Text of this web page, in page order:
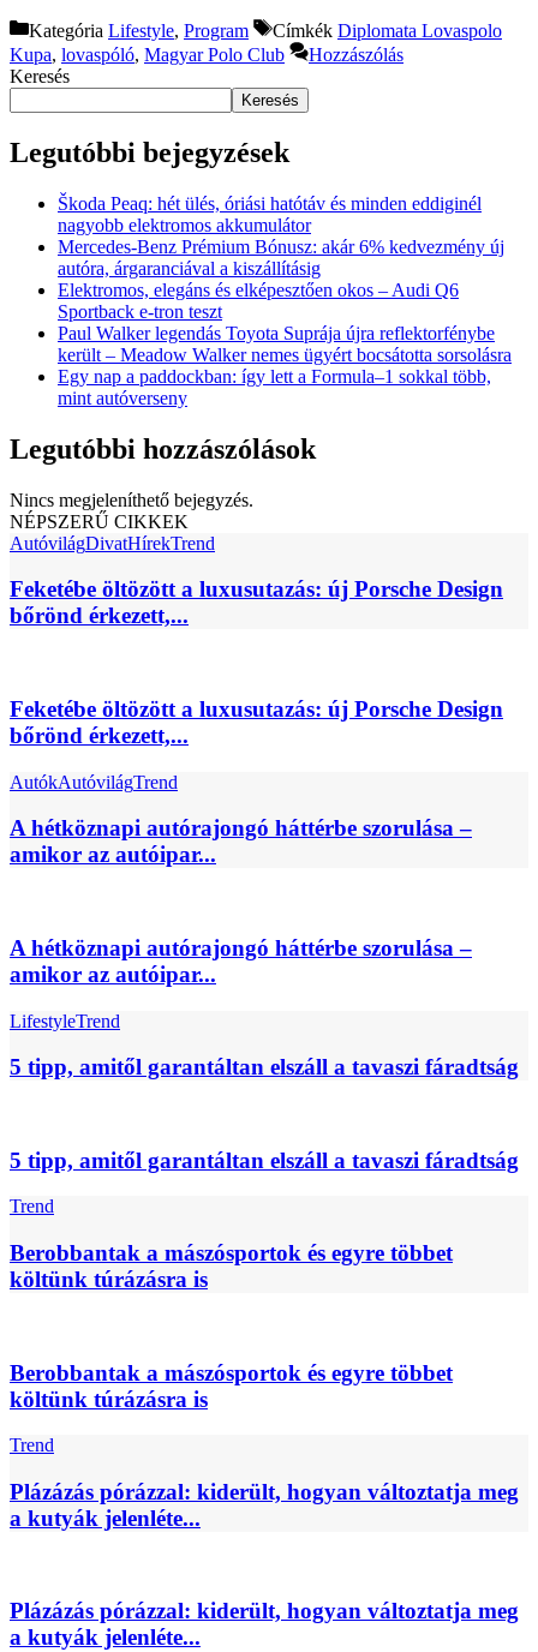
Kategória Lifestyle, Program Címkék Diplomata Lovaspolo
Kupa, lovaspóló, Magyar Polo Club
Hozzászólás
Keresés
Keresés
Legutóbbi bejegyzések
Škoda Peaq: hét ülés, óriási hatótáv és minden eddiginél
nagyobb elektromos akkumulátor
Mercedes-Benz Prémium Bónusz: akár 6% kedvezmény új
autóra, árgaranciával a kiszállításig
Elektromos, elegáns és elképesztően okos – Audi Q6
Sportback e-tron teszt
Paul Walker legendás Toyota Suprája újra reflektorfénybe
került – Meadow Walker nemes ügyért bocsátotta sorsolásra
Egy nap a paddockban: így lett a Formula–1 sokkal több,
mint autóverseny
Legutóbbi hozzászólások
Nincs megjeleníthető bejegyzés.
NÉPSZERŰ CIKKEK
AutóvilágDivatHírekTrend
Feketébe öltözött a luxusutazás: új Porsche Design
bőrönd érkezett,...
Feketébe öltözött a luxusutazás: új Porsche Design
bőrönd érkezett,...
AutókAutóvilágTrend
A hétköznapi autórajongó háttérbe szorulása –
amikor az autóipar...
A hétköznapi autórajongó háttérbe szorulása –
amikor az autóipar...
LifestyleTrend
5 tipp, amitől garantáltan elszáll a tavaszi fáradtság
5 tipp, amitől garantáltan elszáll a tavaszi fáradtság
Trend
Berobbantak a mászósportok és egyre többet
költünk túrázásra is
Berobbantak a mászósportok és egyre többet
költünk túrázásra is
Trend
Plázázás pórázzal: kiderült, hogyan változtatja meg
a kutyák jelenléte...
Plázázás pórázzal: kiderült, hogyan változtatja meg
a kutyák jelenléte...